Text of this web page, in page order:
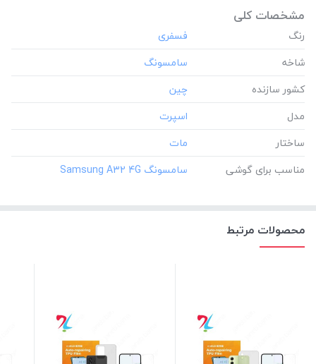
مشخصات کلی
رنگ
شاخه
کشور سازنده
مدل
ساختار
مناسب برای گوشی
محصولات مرتبط